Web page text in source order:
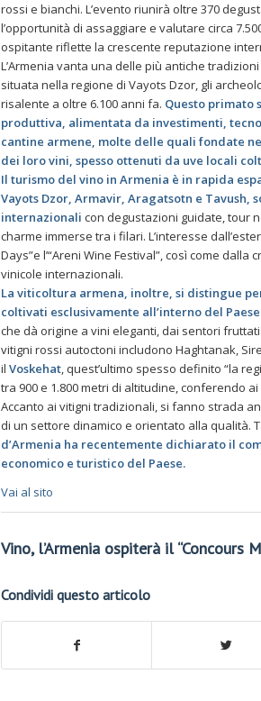
rossi e bianchi. L’evento riunirà oltre 370
l’opportunità di assaggiare e valutare circa
ospitante riflette la crescente reputazione
L’Armenia vanta una delle più antiche
situata nella regione di Vayots Dzor, gli
risalente a oltre 6.100 anni fa. Questo primato
produttiva, alimentata da investimenti,
cantine armene, molte delle quali fondate
dei loro vini, spesso ottenuti da uve locali
Il turismo del vino in Armenia è in rapida
Vayots Dzor, Armavir, Aragatsotn e
internazionali con degustazioni guidate, tour
charme immerse tra i filari. L’interesse
Days”e l’“Areni Wine Festival”, così come
vinicole internazionali.
La viticoltura armena, inoltre, si distingue
coltivati esclusivamente all’interno del
che dà origine a vini eleganti, dai sentori
vitigni rossi autoctoni includono Haghtanak,
il Voskehat, quest’ultimo spesso definito “la
tra 900 e 1.800 metri di altitudine, conferendo
Accanto ai vitigni tradizionali, si fanno strada
di un settore dinamico e orientato alla qualità.
d’Armenia ha recentemente dichiarato il
economico e turistico del Paese.
Vai al sito
Vino, l’Armenia ospiterà il
Condividi questo articolo